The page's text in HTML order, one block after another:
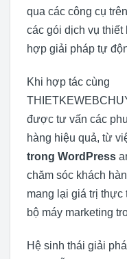
qua các công cụ
các gói dịch vụ thiết
hợp giải pháp tự
Khi hợp tác cùng
được tư vấn các
hàng hiệu quả, từ
trong WordPress
chăm sóc khách
mang lại giá trị thực
bộ máy marketing
Hệ sinh thái giải